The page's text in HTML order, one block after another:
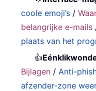
coole emoji’s /
belangrijke e-mails
plaats van het
👍
Bijlagen / Anti-
afzender-zone